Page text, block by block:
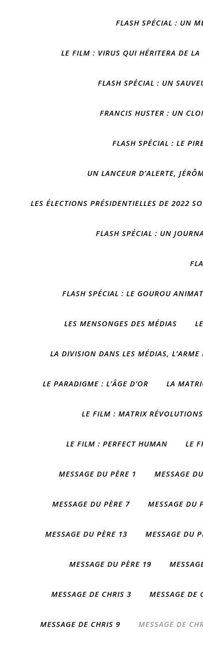
FLASH SPÉCIAL : UN
LE FILM : VIRUS QUI HÉRITERA DE LA
FLASH SPÉCIAL : UN
FRANCIS HUSTER : UN
FLASH SPÉCIAL : LE
UN LANCEUR D’ALERTE,
LES ÉLECTIONS PRÉSIDENTIELLES DE 2022
FLASH SPÉCIAL : UN
FLASH SPÉCIAL : LE GOUROU
LES MENSONGES DES MÉDIAS
LA DIVISION DANS LES MÉDIAS, L’ARME
LE PARADIGME : L’ÂGE D’OR LA
LE FILM : MATRIX RÉVOLUTIONS
LE FILM : PERFECT HUMAN LE
MESSAGE DU PÈRE 1 MESSAGE
MESSAGE DU PÈRE 7 MESSAGE DU
MESSAGE DU PÈRE 13 MESSAGE DU
MESSAGE DU PÈRE 19
MESSAGE DE CHRIS 3 MESSAGE DE
MESSAGE DE CHRIS 9 MESSAGE DE